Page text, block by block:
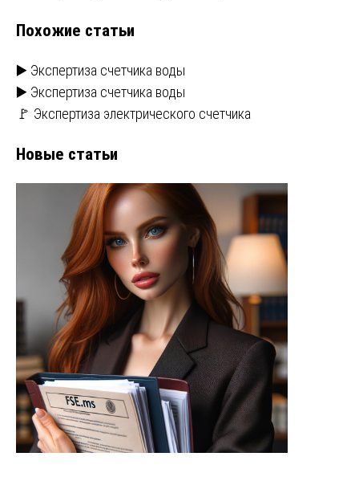
Похожие статьи
▶️ Экспертиза счетчика воды
▶️ Экспертиза счетчика воды
🚩 Экспертиза электрического счетчика
Новые статьи